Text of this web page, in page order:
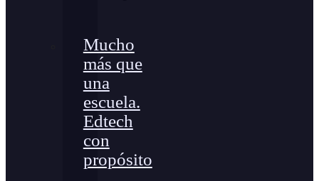
Mucho
más que
una
escuela.
Edtech
con
propósito